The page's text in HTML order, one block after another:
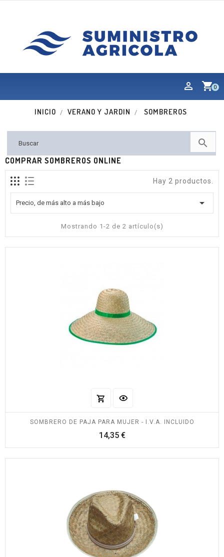
shopping_cart0
INICIO VERANO Y JARDIN SOMBREROS

COMPRAR SOMBREROS ONLINE
Hay 2 productos.
Precio, de más alto a más bajo 
Mostrando 1-2 de 2 artículo(s)
SOMBRERO DE PAJA PARA MUJER - I.V.A. INCLUIDO
14,35 €Precio